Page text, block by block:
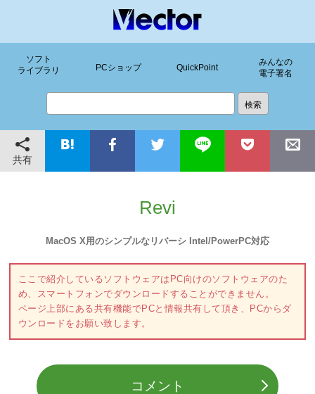
ソフト
ライブラリ
PCショップ QuickPoint
みんなの
電子署名
共有
Revi
MacOS X用のシンプルなリバーシ Intel/PowerPC対応
ここで紹介しているソフトウェアはPC向けのソフトウェアのた
め、スマートフォンでダウンロードすることができません。
ページ上部にある共有機能でPCと情報共有して頂き、PCからダ
ウンロードをお願い致します。
コメント